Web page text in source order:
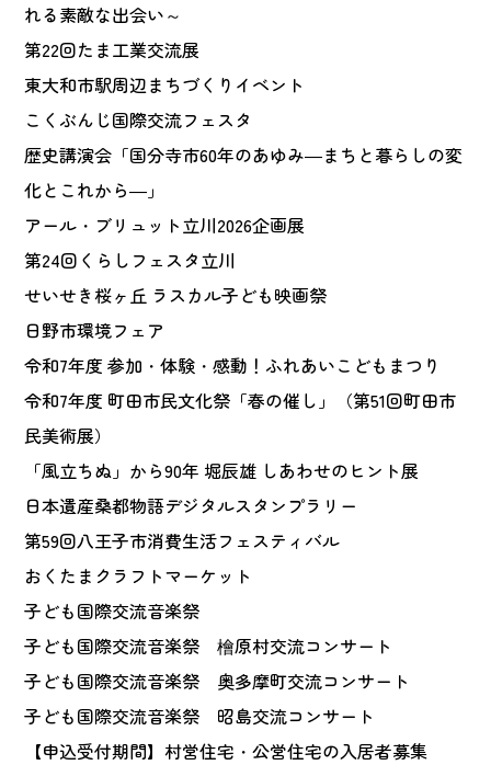
れる素敵な出会い～
第22回たま工業交流展
東大和市駅周辺まちづくりイベント
こくぶんじ国際交流フェスタ
歴史講演会「国分寺市60年のあゆみ―まちと暮らしの変
化とこれから―」
アール・ブリュット立川2026企画展
第24回くらしフェスタ立川
せいせき桜ヶ丘 ラスカル子ども映画祭
日野市環境フェア
令和7年度 参加・体験・感動！ふれあいこどもまつり
令和7年度 町田市民文化祭「春の催し」（第51回町田市
民美術展）
「風立ちぬ」から90年 堀辰雄 しあわせのヒント展
日本遺産桑都物語デジタルスタンプラリー
第59回八王子市消費生活フェスティバル
おくたまクラフトマーケット
子ども国際交流音楽祭
子ども国際交流音楽祭 檜原村交流コンサート
子ども国際交流音楽祭 奥多摩町交流コンサート
子ども国際交流音楽祭 昭島交流コンサート
【申込受付期間】村営住宅・公営住宅の入居者募集